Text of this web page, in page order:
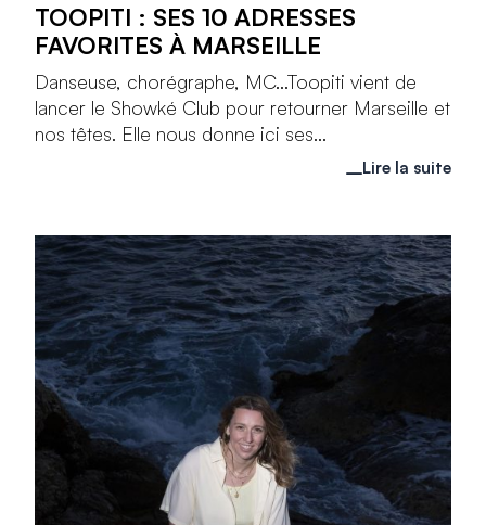
TOOPITI : SES 10 ADRESSES
FAVORITES À MARSEILLE
Danseuse, chorégraphe, MC...Toopiti vient de
lancer le Showké Club pour retourner Marseille et
nos têtes. Elle nous donne ici ses...
Lire la suite